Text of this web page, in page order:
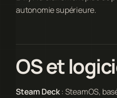
autonomie supérieure.
OS et
Steam Deck: SteamOS,